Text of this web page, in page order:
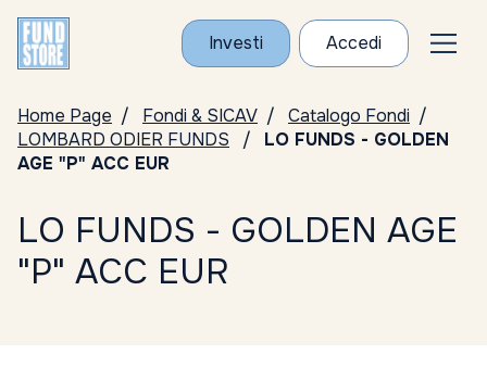
Investi Accedi
Home Page Fondi & SICAV
Catalogo Fondi
LOMBARD ODIER FUNDS
LO FUNDS - GOLDEN
AGE "P" ACC EUR
LO FUNDS - GOLDEN AGE
"P" ACC EUR